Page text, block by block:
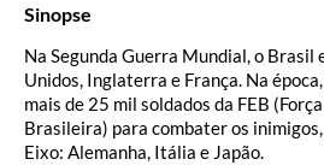
Sinopse
Na Segunda Guerra Mundial, o Brasil
Unidos, Inglaterra e França. Na
mais de 25 mil soldados da FEB
Brasileira) para combater os
Eixo: Alemanha, Itália e Japão.